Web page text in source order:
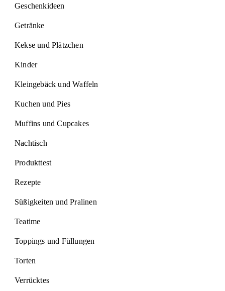
Geschenkideen
Getränke
Kekse und Plätzchen
Kinder
Kleingebäck und Waffeln
Kuchen und Pies
Muffins und Cupcakes
Nachtisch
Produkttest
Rezepte
Süßigkeiten und Pralinen
Teatime
Toppings und Füllungen
Torten
Verrücktes